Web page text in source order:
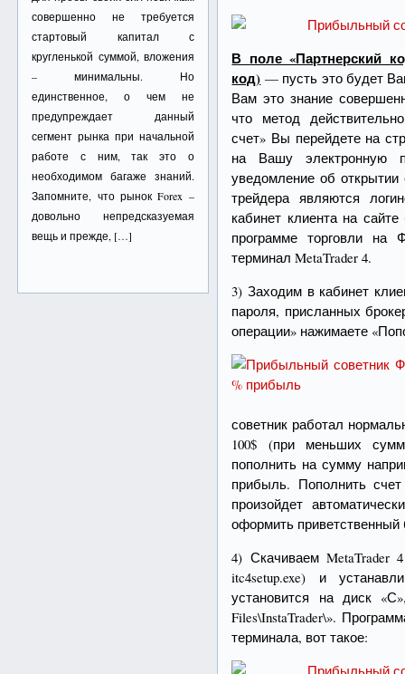
совершенно не требуется
стартовый капитал с
кругленькой суммой, вложения
– минимальны. Но
единственное, о чем не
предупреждает данный
сегмент рынка при начальной
работе с ним, так это о
необходимом багаже знаний.
Запомните, что рынок Forex –
довольно непредсказуемая
вещь и прежде, […]
В поле «Партнерский
код) — пусть это будет
Вам это знание
что метод
счет» Вы перейдете на
на Вашу электронную
уведомление об открытии
трейдера являются
кабинет клиента на
программе торговли на
терминал MetaTrader 4.
3) Заходим в кабинет
пароля, присланных
операции» нажимаете
советник работал
100$ (при меньших
пополнить на сумму
прибыль. Пополнить
произойдет
оформить приветственный
4) Скачиваем MetaTrader
itc4setup.exe) и
установится на диск
Files\InstaTrader\».
терминала, вот такое: